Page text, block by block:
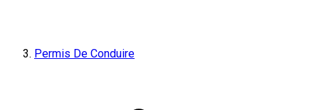
Permis De Conduire